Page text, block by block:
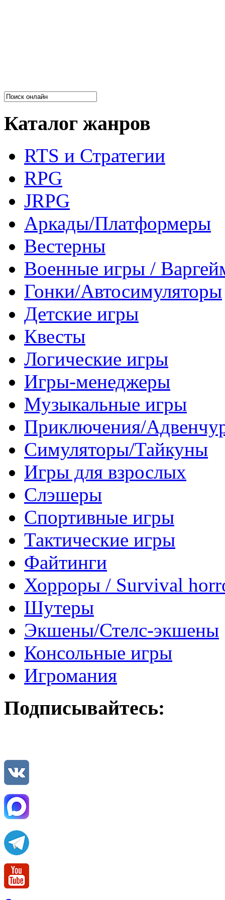
Каталог жанров
RTS и Стратегии
RPG
JRPG
Аркады/Платформеры
Вестерны
Военные игры /
Гонки/Автосимуляторы
Детские игры
Квесты
Логические игры
Игры-менеджеры
Музыкальные игры
Приключения/
Симуляторы/Тайкуны
Игры для взрослых
Слэшеры
Спортивные игры
Тактические игры
Файтинги
Хорроры / Survival
Шутеры
Экшены/Стелс-экшены
Консольные игры
Игромания
Подписывайтесь: